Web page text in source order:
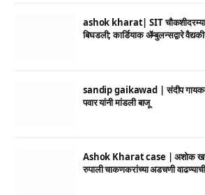
ashok kharat| SIT
बिघडली; कार्डियाक ॲम्बुलन्सद्वारे
sandip gaikawad | संदीप
पवार यांनी मांडली बाजू
Ashok Kharat case | अशोक
रुपाली चाकणकरांच्या अडचणी